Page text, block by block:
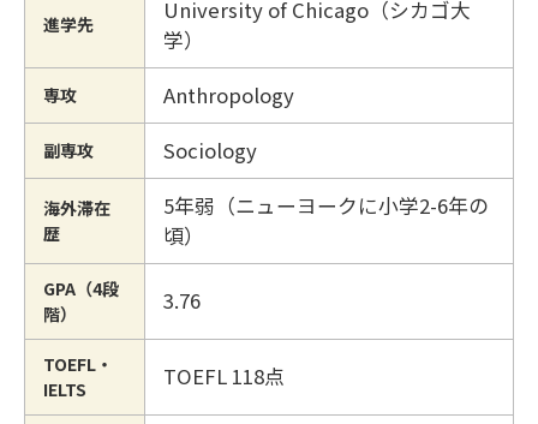
進学先
University of Chicago（シカゴ大
学）
専攻 Anthropology
副専攻 Sociology
海外滞在
歴
5年弱（ニューヨークに小学2-6年の
頃）
GPA（4段
階）
3.76
TOEFL・
IELTS
TOEFL 118点